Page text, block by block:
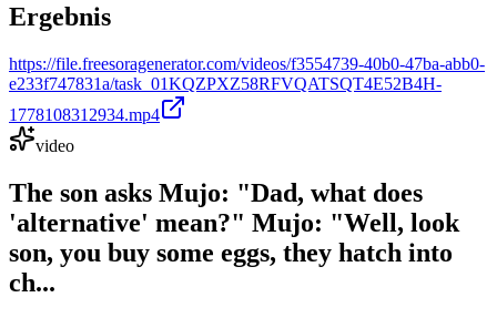
Ergebnis
https://file.freesoragenerator.com/videos/f3554739-40b0-47ba-abb0-
e233f747831a/task_01KQZPXZ58RFVQATSQT4E52B4H-
1778108312934.mp4
video
The son asks Mujo: "Dad, what does
'alternative' mean?" ​Mujo: "Well, look
son, you buy some eggs, they hatch into
ch...